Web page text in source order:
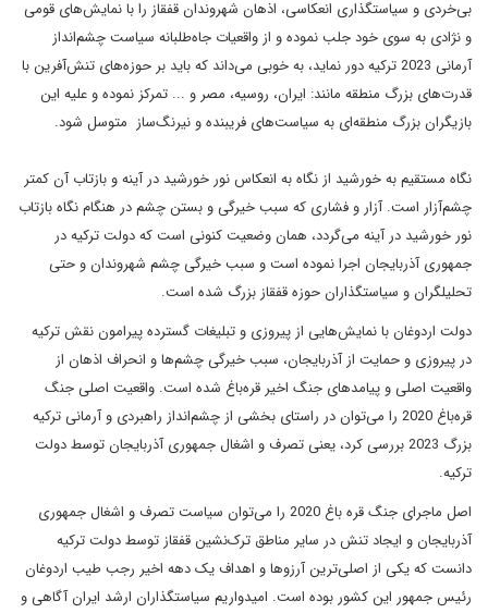
بی‌خردی و سیاستگذاری انعکاسی، اذهان شهروندان قفقاز را با نمایش‌های قومی
و نژادی به سوی خود جلب نموده و از واقعیات جاه‌طلبانه سیاست چشم‌انداز
آرمانی 2023 ترکیه دور نماید، به خوبی می‌داند که باید بر حوزه‌های تنش‌آفرین با
قدرت‌های بزرگ منطقه مانند: ایران، روسیه، مصر و ... تمرکز نموده و علیه این
بازیگران بزرگ منطقه‌ای به سیاست‌های فریبنده و نیرنگ‌ساز متوسل شود.
نگاه مستقیم به خورشید از نگاه به انعکاس نور خورشید در آینه و بازتاب آن کمتر
چشم‌آزار است. آزار و فشاری که سبب خیرگی و بستن چشم در هنگام نگاه بازتاب
نور خورشید در آینه می‌گردد، همان وضعیت کنونی است که دولت ترکیه در
جمهوری آذربایجان اجرا نموده است و سبب خیرگی چشم شهروندان و حتی
تحلیلگران و سیاستگذاران حوزه قفقاز بزرگ شده است.
دولت اردوغان با نمایش‌هایی از پیروزی و تبلیغات گسترده پیرامون نقش ترکیه
در پیروزی و حمایت از آذربایجان، سبب خیرگی چشم‌ها و انحراف اذهان از
واقعیت اصلی و پیامدهای جنگ اخیر قره‌باغ شده است. واقعیت اصلی جنگ
قره‌باغ 2020 را می‌توان در راستای بخشی از چشم‌انداز راهبردی و آرمانی ترکیه
بزرگ 2023 بررسی کرد، یعنی تصرف و اشغال جمهوری آذربایجان توسط دولت
ترکیه.
اصل ماجرای جنگ قره باغ 2020 را می‌توان سیاست تصرف و اشغال جمهوری
آذربایجان و ایجاد تنش در سایر مناطق ترک‌نشین قفقاز توسط دولت ترکیه
دانست که یکی از اصلی‌ترین آرزوها و اهداف یک دهه اخیر رجب طیب اردوغان
رئیس جمهور این کشور بوده است. امیدواریم سیاستگذاران ارشد ایران آگاهی و